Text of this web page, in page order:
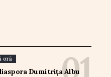
oră
Dumitrița Albu